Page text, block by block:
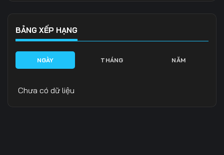
BẢNG XẾP HẠNG
NGÀY THÁNG NĂM
Chưa có dữ liệu